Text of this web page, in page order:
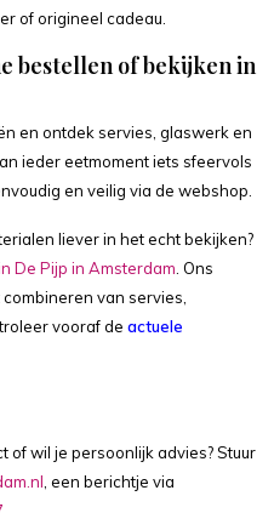
of origineel cadeau.
bestellen of bekijken in
en ontdek servies, glaswerk en
ieder eetmoment iets sfeervols
en veilig via de webshop.
liever in het echt bekijken?
De Pijp in Amsterdam . Ons
van servies,
vooraf de actuele
of wil je persoonlijk advies? Stuur
, een berichtje via